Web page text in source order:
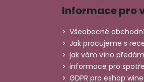
Informace pro
Všeobecné
Jak pracujeme s
jak vám víno
informace pro
GDPR pro eshop